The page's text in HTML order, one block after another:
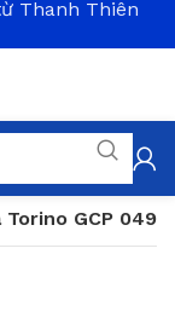
Torino GCP 049
Thanh Thiên